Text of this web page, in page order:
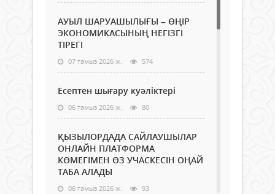
АУЫЛ ШАРУАШЫЛЫҒЫ – ӨҢІР
ЭКОНОМИКАСЫНЫҢ НЕГІЗГІ
ТІРЕГІ
07 тамыз 2026 ж. 574
Есептен шығару куәліктері
06 тамыз 2026 ж. 80
ҚЫЗЫЛОРДАДА САЙЛАУШЫЛАР
ОНЛАЙН ПЛАТФОРМА
КӨМЕГІМЕН ӨЗ УЧАСКЕСІН ОҢАЙ
ТАБА АЛАДЫ
06 тамыз 2026 ж. 93